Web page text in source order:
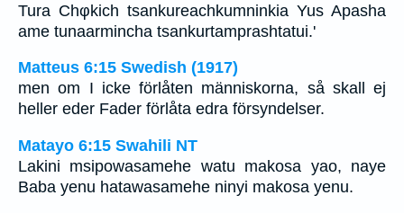
Tura Chφkich tsankureachkumninkia Yus Apasha
ame tunaarmincha tsankurtamprashtatui.'
Matteus 6:15 Swedish (1917)
men om I icke förlåten människorna, så skall ej
heller eder Fader förlåta edra försyndelser.
Matayo 6:15 Swahili NT
Lakini msipowasamehe watu makosa yao, naye
Baba yenu hatawasamehe ninyi makosa yenu.